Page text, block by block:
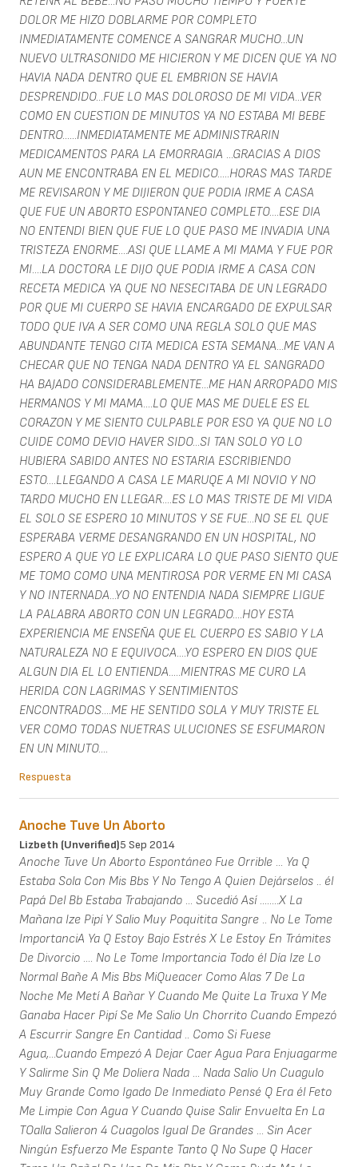
DOLOR ME HIZO DOBLARME POR COMPLETO
INMEDIATAMENTE COMENCE A SANGRAR MUCHO...UN
NUEVO ULTRASONIDO ME HICIERON Y ME DICEN QUE YA NO
HAVIA NADA DENTRO QUE EL EMBRION SE HAVIA
DESPRENDIDO...FUE LO MAS DOLOROSO DE MI VIDA...VER
COMO EN CUESTION DE MINUTOS YA NO ESTABA MI BEBE
DENTRO......INMEDIATAMENTE ME ADMINISTRARIN
MEDICAMENTOS PARA LA EMORRAGIA ...GRACIAS A DIOS
AUN ME ENCONTRABA EN EL MEDICO.....HORAS MAS TARDE
ME REVISARON Y ME DIJIERON QUE PODIA IRME A CASA
QUE FUE UN ABORTO ESPONTANEO COMPLETO....ESE DIA
NO ENTENDI BIEN QUE FUE LO QUE PASO ME INVADIA UNA
TRISTEZA ENORME....ASI QUE LLAME A MI MAMA Y FUE POR
MI....LA DOCTORA LE DIJO QUE PODIA IRME A CASA CON
RECETA MEDICA YA QUE NO NESECITABA DE UN LEGRADO
POR QUE MI CUERPO SE HAVIA ENCARGADO DE EXPULSAR
TODO QUE IVA A SER COMO UNA REGLA SOLO QUE MAS
ABUNDANTE TENGO CITA MEDICA ESTA SEMANA...ME VAN A
CHECAR QUE NO TENGA NADA DENTRO YA EL SANGRADO
HA BAJADO CONSIDERABLEMENTE...ME HAN ARROPADO MIS
HERMANOS Y MI MAMA....LO QUE MAS ME DUELE ES EL
CORAZON Y ME SIENTO CULPABLE POR ESO YA QUE NO LO
CUIDE COMO DEVIO HAVER SIDO...SI TAN SOLO YO LO
HUBIERA SABIDO ANTES NO ESTARIA ESCRIBIENDO
ESTO....LLEGANDO A CASA LE MARUQE A MI NOVIO Y NO
TARDO MUCHO EN LLEGAR....ES LO MAS TRISTE DE MI VIDA
EL SOLO SE ESPERO 10 MINUTOS Y SE FUE...NO SE EL QUE
ESPERABA VERME DESANGRANDO EN UN HOSPITAL, NO
ESPERO A QUE YO LE EXPLICARA LO QUE PASO SIENTO QUE
ME TOMO COMO UNA MENTIROSA POR VERME EN MI CASA
Y NO INTERNADA...YO NO ENTENDIA NADA SIEMPRE LIGUE
LA PALABRA ABORTO CON UN LEGRADO....HOY ESTA
EXPERIENCIA ME ENSEÑA QUE EL CUERPO ES SABIO Y LA
NATURALEZA NO E EQUIVOCA....YO ESPERO EN DIOS QUE
ALGUN DIA EL LO ENTIENDA.....MIENTRAS ME CURO LA
HERIDA CON LAGRIMAS Y SENTIMIENTOS
ENCONTRADOS....ME HE SENTIDO SOLA Y MUY TRISTE EL
VER COMO TODAS NUETRAS ULUCIONES SE ESFUMARON
EN UN MINUTO....
Respuesta
Anoche Tuve Un Aborto
Lizbeth (unverified)5 Sep 2014
Anoche Tuve Un Aborto Espontáneo Fue Orrible ... Ya Q
Estaba Sola Con Mis Bbs Y No Tengo A Quien Dejárselos .. él
Papá Del Bb Estaba Trabajando ... Sucedió Así ........X La
Mañana Ize Pipí Y Salio Muy Poquitita Sangre .. No Le Tome
ImportanciA Ya Q Estoy Bajo Estrés X Le Estoy En Trámites
De Divorcio .... No Le Tome Importancia Todo él Día Ize Lo
Normal Bañe A Mis Bbs MiQueacer Como Alas 7 De La
Noche Me Metí A Bañar Y Cuando Me Quite La Truxa Y Me
Ganaba Hacer Pipí Se Me Salio Un Chorrito Cuando Empezó
A Escurrir Sangre En Cantidad .. Como Si Fuese
Agua,...Cuando Empezó A Dejar Caer Agua Para Enjuagarme
Y Salirme Sin Q Me Doliera Nada ... Nada Salio Un Cuagulo
Muy Grande Como Igado De Inmediato Pensé Q Era él Feto
Me Limpie Con Agua Y Cuando Quise Salir Envuelta En La
TOalla Salieron 4 Cuagolos Igual De Grandes ... Sin Acer
Ningún Esfuerzo Me Espante Tanto Q No Supe Q Hacer